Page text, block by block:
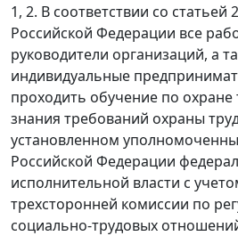
1, 2. В соответствии со статьей
Российской Федерации все
руководители организаций, а
индивидуальные
проходить обучение по охране
знания требований охраны
установленном
Российской Федерации
исполнительной власти с
трехсторонней комиссии по
социально-трудовых